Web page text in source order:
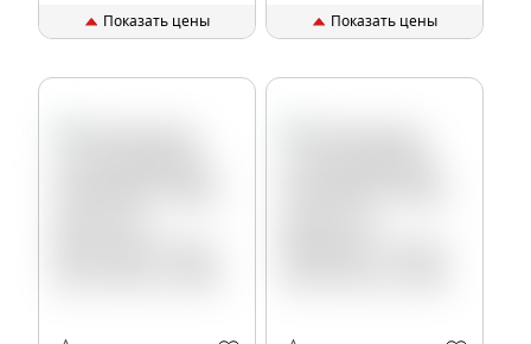
Показать цены
Показать цены